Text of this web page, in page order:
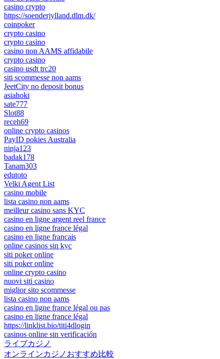
casino crypto
https://soenderjylland.dlm.dk/
coinpoker
crypto casino
crypto casino
casino non AAMS affidabile
crypto casino
casino usdt trc20
siti scommesse non aams
JeetCity no deposit bonus
asiahoki
sate777
Slot88
receh69
online crypto casinos
PayID pokies Australia
ninja123
badak178
Tanam303
edutoto
Velki Agent List
casino mobile
lista casino non aams
meilleur casino sans KYC
casino en ligne argent reel france
casino en ligne france légal
casino en ligne francais
online casinos sin kyc
siti poker online
siti poker online
online crypto casino
nuovi siti casino
miglior sito scommesse
lista casino non aams
casino en ligne france légal ou pas
casino en ligne france légal
https://linklist.bio/titi4dlogin
casinos online sin verificación
ライブカジノ
オンラインカジノおすすめ比較